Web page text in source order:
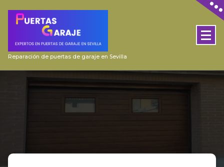
Reparación de puertas de garaje en Sevilla